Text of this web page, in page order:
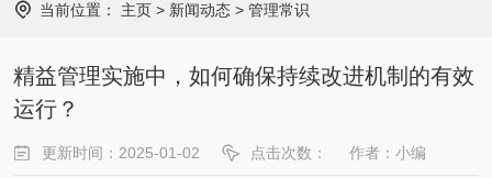
当前位置： 主页 > 新闻动态 > 管理常识
精益管理实施中，如何确保持续改进机制的有效
运行？
更新时间：2025-01-02 点击次数： 作者：小编